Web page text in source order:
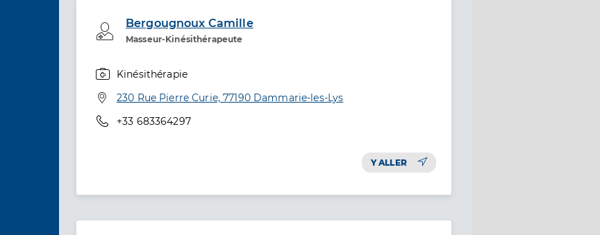
Bergougnoux Camille
Masseur-Kinésithérapeute
Professionel de santé
Kinésithérapie
Adresse
230 Rue Pierre Curie, 77190 Dammarie-les-Lys
Téléphone
+33 683364297
Y ALLER